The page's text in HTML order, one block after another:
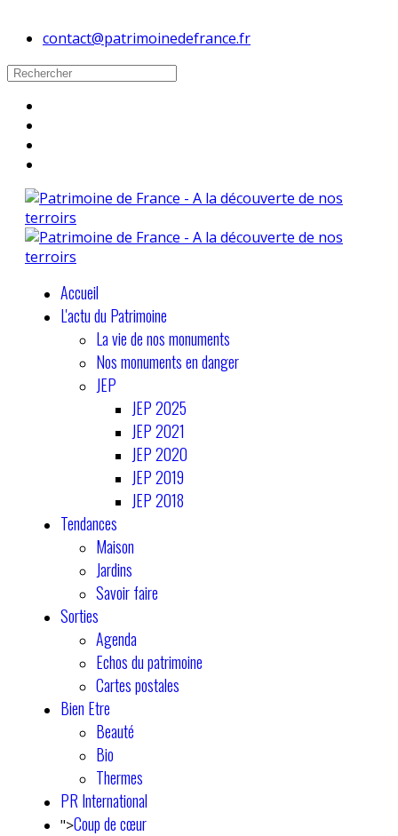
contact@patrimoinedefrance.fr
Accueil
L'actu du Patrimoine
La vie de nos monuments
Nos monuments en danger
JEP
JEP 2025
JEP 2021
JEP 2020
JEP 2019
JEP 2018
Tendances
Maison
Jardins
Savoir faire
Sorties
Agenda
Echos du patrimoine
Cartes postales
Bien Etre
Beauté
Bio
Thermes
PR International
">Coup de cœur